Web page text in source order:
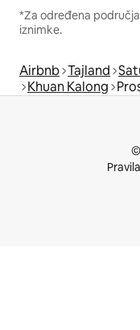
*Za određena
iznimke.
Airbnb Tajland
Khuan Kalong
©